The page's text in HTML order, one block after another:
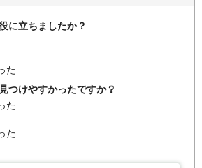
に立ちましたか？
た
つけやすかったですか？
た
た